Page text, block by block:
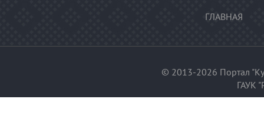
ГЛАВНАЯ
© 2013-2026 Портал
ГАУК